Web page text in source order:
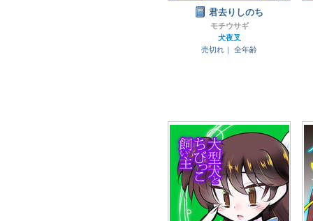
君去りしのち
モチウサギ
犬夜叉
売切れ｜
全年齢